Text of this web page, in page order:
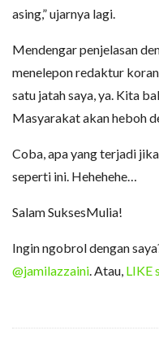
asing,” ujarnya lagi.
Mendengar penjelasan
menelepon redaktur
satu jatah saya, ya. Kita
Masyarakat akan heboh
Coba, apa yang terjadi
seperti ini. Hehehehe…
Salam SuksesMulia!
Ingin ngobrol dengan
@jamilazzaini. Atau, LIKE